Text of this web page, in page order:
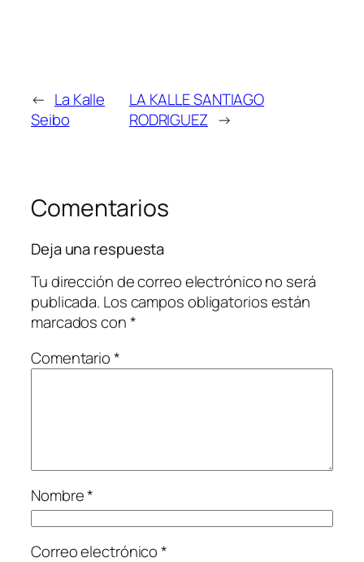
← La Kalle
Seibo
LA KALLE SANTIAGO
RODRIGUEZ →
Comentarios
Deja una respuesta
Tu dirección de correo electrónico no será
publicada. Los campos obligatorios están
marcados con*
Comentario*
Nombre*
Correo electrónico*